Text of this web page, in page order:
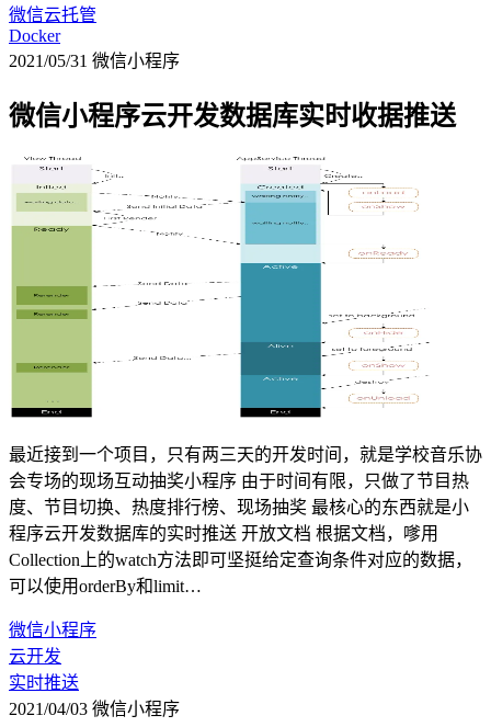
微信云托管
Docker
2021/05/31 微信小程序
微信小程序云开发数据库实时收据推送
最近接到一个项目，只有两三天的开发时间，就是学校音乐协
会专场的现场互动抽奖小程序 由于时间有限，只做了节目热
度、节目切换、热度排行榜、现场抽奖 最核心的东西就是小
程序云开发数据库的实时推送 开放文档 根据文档，嗲用
Collection上的watch方法即可坚挺给定查询条件对应的数据，
可以使用orderBy和limit…
微信小程序
云开发
实时推送
2021/04/03 微信小程序